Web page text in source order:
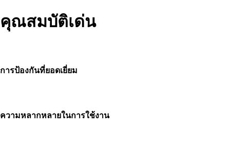
คุณสมบัติเด่น
การป้องกันที่ยอดเยี่ยม
ความหลากหลายในการใช้งาน